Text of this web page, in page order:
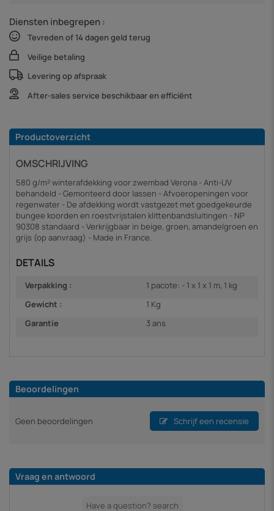
Diensten inbegrepen :
Tevreden of 14 dagen geld terug
Veilige betaling
Levering op afspraak
After-sales service beschikbaar en efficiënt
Productoverzicht
OMSCHRIJVING
580 g/m² winterafdekking voor zwembad Verona - Anti-UV
behandeld - Gemonteerd door lassen - Afvoeropeningen voor
regenwater - De afdekking wordt vastgezet met goedgekeurde
bungee koorden en roestvrijstalen klittenbandsluitingen - NP
90308 standaard - Verkrijgbaar in beige, groen, amandelgroen en
grijs (op aanvraag) - Made in France.
DETAILS
Verpakking :
1 pacote: - 1 x 1 x 1 m, 1 kg
Gewicht :
1 Kg
Garantie
3 ans
Beoordelingen
Geen beoordelingen Schrijf een recensie
Vraag en antwoord